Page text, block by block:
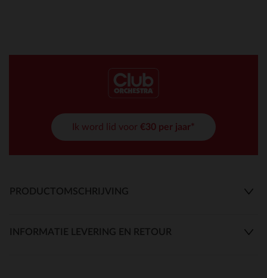
Ik word lid voor €30 per jaar*
PRODUCTOMSCHRIJVING
INFORMATIE LEVERING EN RETOUR